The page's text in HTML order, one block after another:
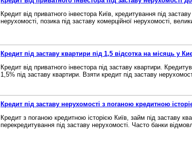
Кредит від приватного інвестора Київ, кредитування під
нерухомості, позика під заставу комерційної нерухомості,
Кредит під заставу квартири під 1,5 відсотка на місяць у
Кредит від приватного інвестора під заставу квартири.
1,5% під заставу квартири. Взяти кредит під заставу
Кредит під заставу нерухомості з поганою кредитною
Кредит з поганою кредитною історією Київ, займ під заставу
перекредитування під заставу нерухомості. Часто банки